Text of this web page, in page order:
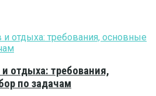
отдыха: требования,
по задачам